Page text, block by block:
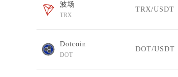
波场
TRX
TRX/USDT
Dotcoin
DOT
DOT/USDT